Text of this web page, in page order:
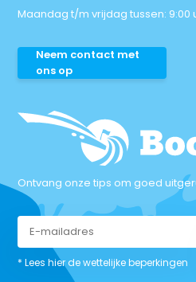
Maandag t/m vrijdag tussen: 9:00
Neem contact met
ons op
Ontvang onze tips om goed
* Lees hier de wettelijke beperkingen